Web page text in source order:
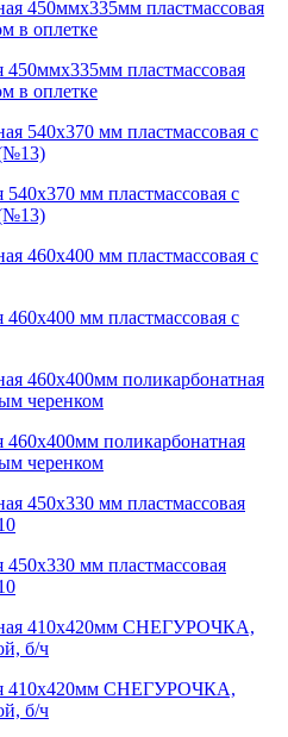
450ммх335мм пластмассовая
в оплетке
540х370 мм пластмассовая с
460х400 мм пластмассовая с
460х400мм поликарбонатная
черенком
450х330 мм пластмассовая
410х420мм СНЕГУРОЧКА,
б/ч